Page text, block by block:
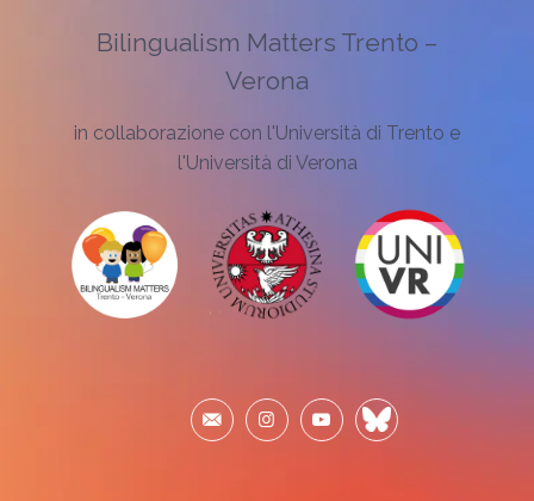
Bilingualism Matters Trento –
Verona
in collaborazione con l'Università di Trento e
l'Università di Verona